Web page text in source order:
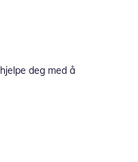
deg med å